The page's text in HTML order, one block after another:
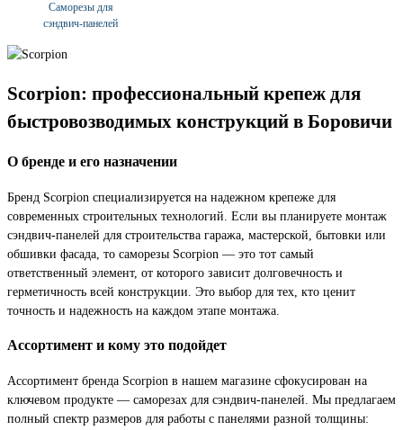
Саморезы для
сэндвич-панелей
Scorpion: профессиональный крепеж для
быстровозводимых конструкций в Боровичи
О бренде и его назначении
Бренд Scorpion специализируется на надежном крепеже для
современных строительных технологий. Если вы планируете монтаж
сэндвич-панелей для строительства гаража, мастерской, бытовки или
обшивки фасада, то саморезы Scorpion — это тот самый
ответственный элемент, от которого зависит долговечность и
герметичность всей конструкции. Это выбор для тех, кто ценит
точность и надежность на каждом этапе монтажа.
Ассортимент и кому это подойдет
Ассортимент бренда Scorpion в нашем магазине сфокусирован на
ключевом продукте — саморезах для сэндвич-панелей. Мы предлагаем
полный спектр размеров для работы с панелями разной толщины: